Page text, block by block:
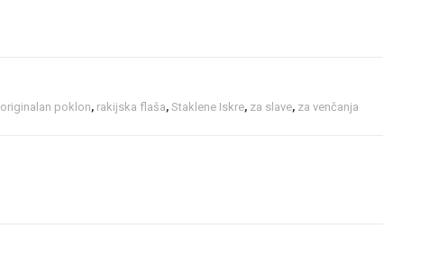
originalan poklon, rakijska flaša, Staklene Iskre, za slave, za venčanja